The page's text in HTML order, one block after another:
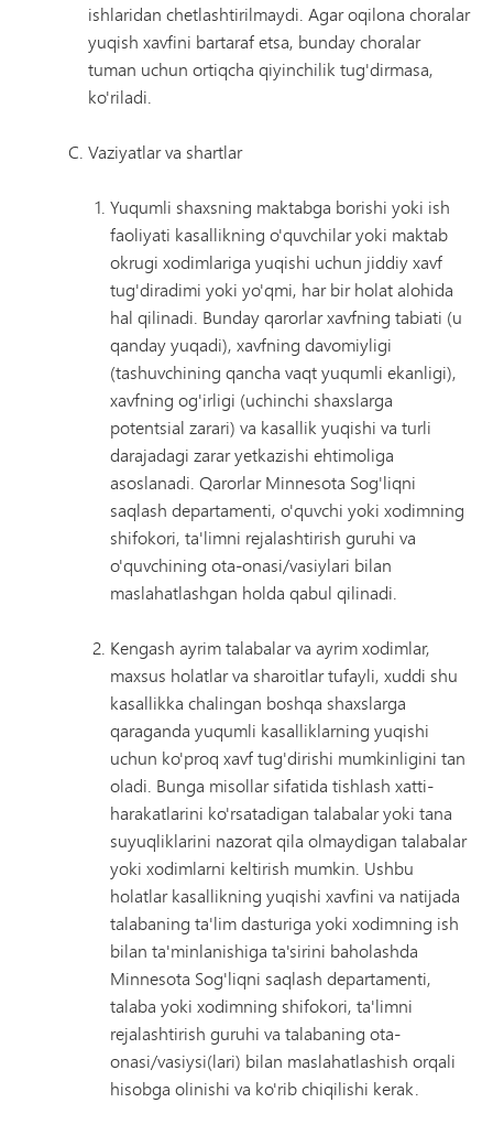
ishlaridan chetlashtirilmaydi. Agar oqilona choralar
yuqish xavfini bartaraf etsa, bunday choralar
tuman uchun ortiqcha qiyinchilik tug'dirmasa,
ko'riladi.
Vaziyatlar va shartlar
Yuqumli shaxsning maktabga borishi yoki ish
faoliyati kasallikning o'quvchilar yoki maktab
okrugi xodimlariga yuqishi uchun jiddiy xavf
tug'diradimi yoki yo'qmi, har bir holat alohida
hal qilinadi. Bunday qarorlar xavfning tabiati (u
qanday yuqadi), xavfning davomiyligi
(tashuvchining qancha vaqt yuqumli ekanligi),
xavfning og'irligi (uchinchi shaxslarga
potentsial zarari) va kasallik yuqishi va turli
darajadagi zarar yetkazishi ehtimoliga
asoslanadi. Qarorlar Minnesota Sog'liqni
saqlash departamenti, o'quvchi yoki xodimning
shifokori, ta'limni rejalashtirish guruhi va
o'quvchining ota-onasi/vasiylari bilan
maslahatlashgan holda qabul qilinadi.
Kengash ayrim talabalar va ayrim xodimlar,
maxsus holatlar va sharoitlar tufayli, xuddi shu
kasallikka chalingan boshqa shaxslarga
qaraganda yuqumli kasalliklarning yuqishi
uchun ko'proq xavf tug'dirishi mumkinligini tan
oladi. Bunga misollar sifatida tishlash xatti-
harakatlarini ko'rsatadigan talabalar yoki tana
suyuqliklarini nazorat qila olmaydigan talabalar
yoki xodimlarni keltirish mumkin. Ushbu
holatlar kasallikning yuqishi xavfini va natijada
talabaning ta'lim dasturiga yoki xodimning ish
bilan ta'minlanishiga ta'sirini baholashda
Minnesota Sog'liqni saqlash departamenti,
talaba yoki xodimning shifokori, ta'limni
rejalashtirish guruhi va talabaning ota-
onasi/vasiysi(lari) bilan maslahatlashish orqali
hisobga olinishi va ko'rib chiqilishi kerak.